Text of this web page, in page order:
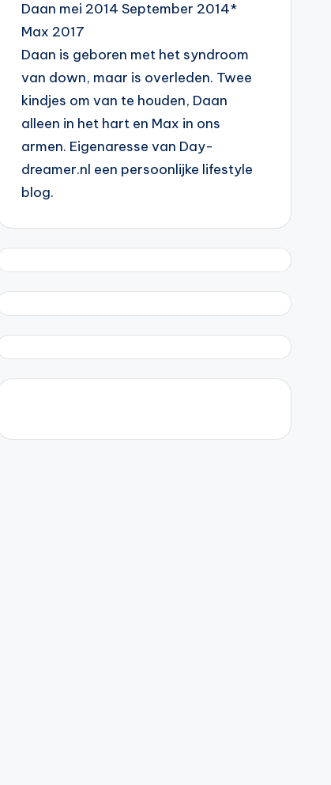
Daan mei 2014 September 2014*
Max 2017
Daan is geboren met het syndroom
van down, maar is overleden. Twee
kindjes om van te houden, Daan
alleen in het hart en Max in ons
armen. Eigenaresse van Day-
dreamer.nl een persoonlijke lifestyle
blog.